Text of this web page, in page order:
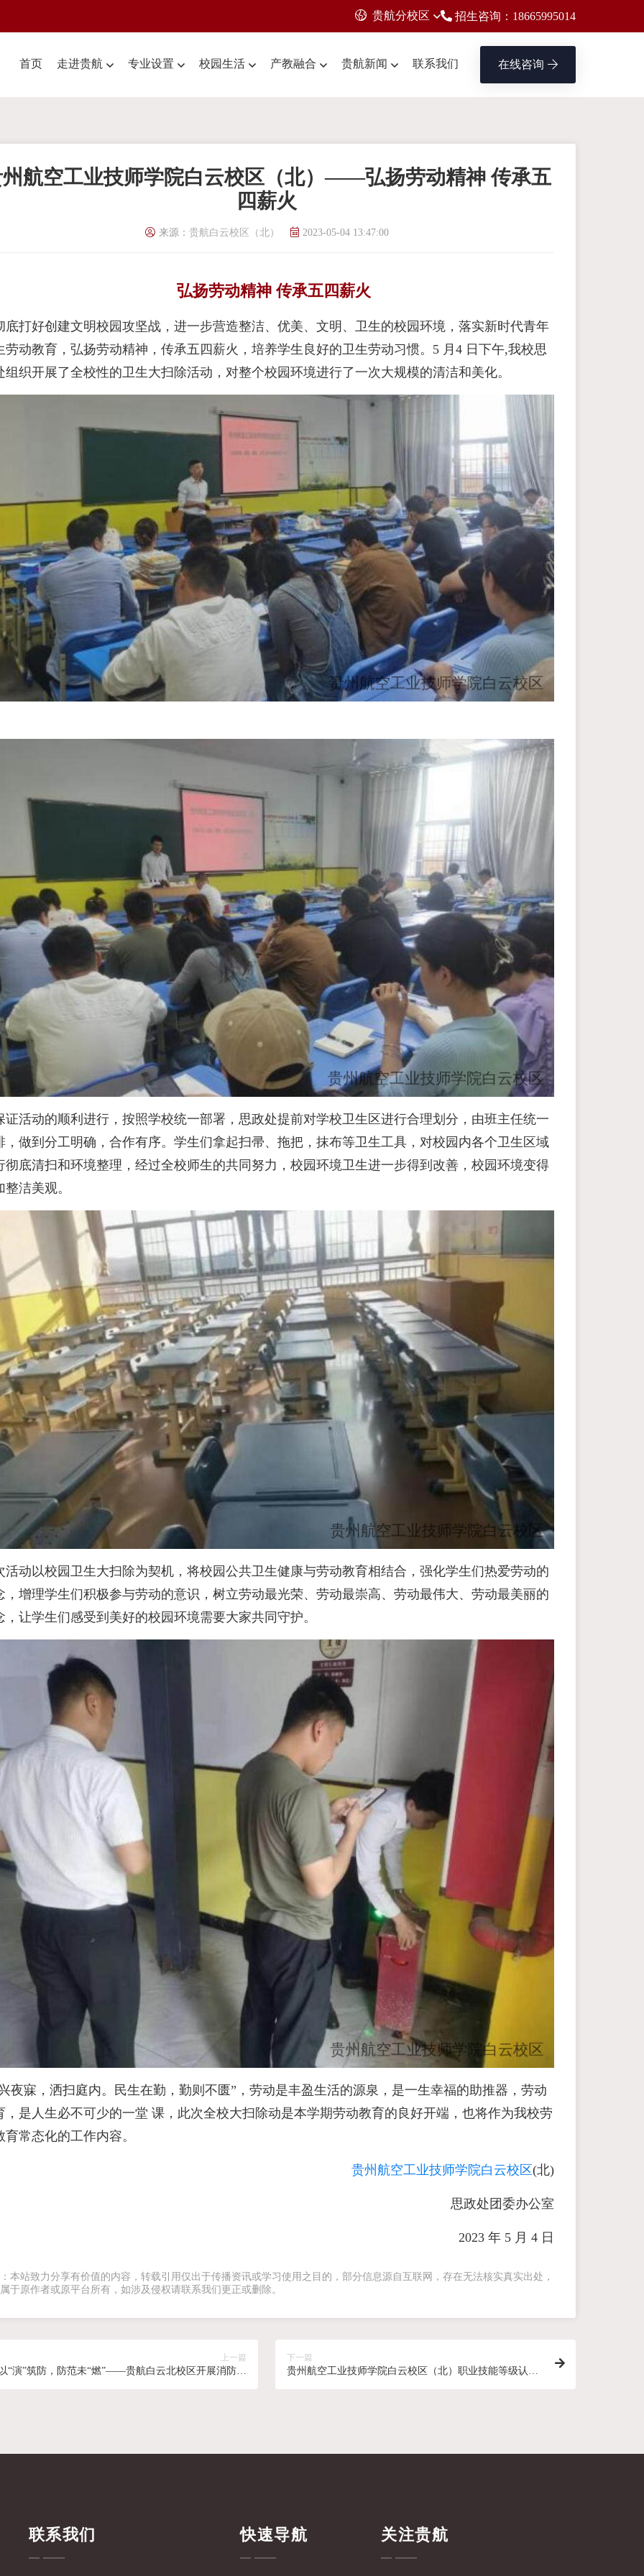
贵航分校区 招生咨询：18665995014
首页 走进贵航 专业设置 校园生活 产教融合 贵航新闻 联系我们 在线咨询
航空工业技师学院白云校区（北）——弘扬劳动精神 传承五
四薪火
来源： 贵航白云校区（北） 2023-05-04 13:47:00
弘扬劳动精神 传承五四薪火
底打好创建文明校园攻坚战，进一步营造整洁、优美、文明、卫生的校园环境，落实新时代青年
劳动教育，弘扬劳动精神，传承五四薪火，培养学生良好的卫生劳动习惯。5 月4 日下午,我校思
组织开展了全校性的卫生大扫除活动，对整个校园环境进行了一次大规模的清洁和美化。
证活动的顺利进行，按照学校统一部署，思政处提前对学校卫生区进行合理划分，由班主任统一
，做到分工明确，合作有序。学生们拿起扫帚、拖把，抹布等卫生工具，对校园内各个卫生区域
彻底清扫和环境整理，经过全校师生的共同努力，校园环境卫生进一步得到改善，校园环境变得
整洁美观。
活动以校园卫生大扫除为契机，将校园公共卫生健康与劳动教育相结合，强化学生们热爱劳动的
，增理学生们积极参与劳动的意识，树立劳动最光荣、劳动最崇高、劳动最伟大、劳动最美丽的
，让学生们感受到美好的校园环境需要大家共同守护。
夜寐，洒扫庭内。民生在勤，勤则不匮”，劳动是丰盈生活的源泉，是一生幸福的助推器，劳动
，是人生必不可少的一堂 课，此次全校大扫除动是本学期劳动教育的良好开端，也将作为我校劳
育常态化的工作内容。
贵州航空工业技师学院白云校区(北)
思政处团委办公室
2023 年 5 月 4 日
本站致力分享有价值的内容，转载引用仅出于传播资讯或学习使用之目的，部分信息源自互联网，存在无法核实真实出处，
于原作者或原平台所有，如涉及侵权请联系我们更正或删除。
上一篇
“演”筑防，防范未“燃”——贵航白云北校区开展消防应
下一篇
贵州航空工业技师学院白云校区（北）职业技能等级认定
联系我们 快速导航 关注贵航